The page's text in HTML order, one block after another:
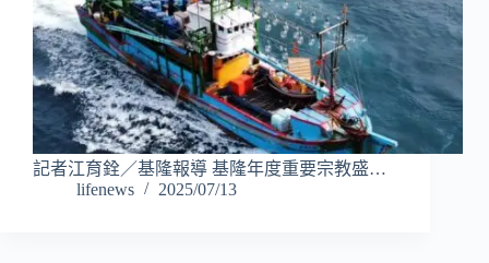
記者江育銓／基隆報導 基隆年度重要宗教盛…
lifenews
2025/07/13